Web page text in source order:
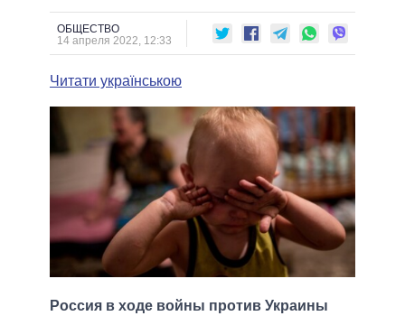
МЭРЫ
ВСЕ ПЕРСОНЫ
СРАВНЕНИЕ ПОЛИТИКОВ
ОБЩЕСТВО
14 апреля 2022, 12:33
Читати українською
Россия в ходе войны против Украины